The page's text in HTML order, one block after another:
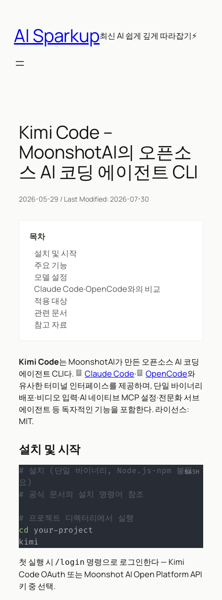
AI Sparkup최신 AI 쉽게 깊게 따라잡기⚡
Kimi Code –
MoonshotAI의 오픈소
스 AI 코딩 에이전트 CLI
2026-05-29 / Last Modified: 2026-07-30
목차
설치 및 시작
주요 기능
모델 설정
Claude Code·OpenCode와의 비교
적용 대상
관련 문서
참고 자료
Kimi Code는 MoonshotAI가 만든 오픈소스 AI 코딩
에이전트 CLI다.
Claude Code· OpenCode와
유사한 터미널 인터페이스를 제공하며, 단일 바이너리
배포·비디오 입력·AI 네이티브 MCP 설정·전문화 서브
에이전트 등 독자적인 기능을 포함한다. 라이선스:
MIT.
설치 및 시작
# 설치 (단일 바이너리, Node.js·npm 불필
요)
# 공식 문서의 설치 명령어 참조
# 프로젝트 디렉터리에서 실행
cd your-project
kimi
첫 실행 시 /login 명령으로 로그인한다 — Kimi
Code OAuth 또는 Moonshot AI Open Platform API
키 중 선택.